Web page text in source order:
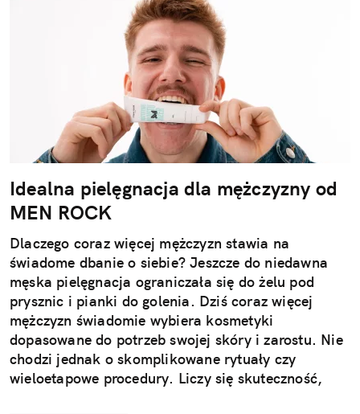
Idealna pielęgnacja dla mężczyzny od
MEN ROCK
Dlaczego coraz więcej mężczyzn stawia na
świadome dbanie o siebie? Jeszcze do niedawna
męska pielęgnacja ograniczała się do żelu pod
prysznic i pianki do golenia. Dziś coraz więcej
mężczyzn świadomie wybiera kosmetyki
dopasowane do potrzeb swojej skóry i zarostu. Nie
chodzi jednak o skomplikowane rytuały czy
wieloetapowe procedury. Liczy się skuteczność,